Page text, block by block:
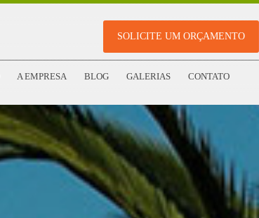
SOLICITE UM ORÇAMENTO
A EMPRESA BLOG GALERIAS CONTATO